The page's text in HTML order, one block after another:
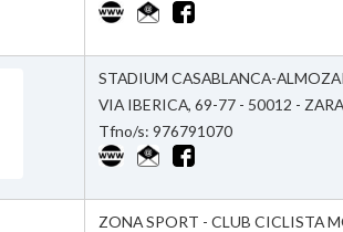
STADIUM CASABLANCA-
VIA IBERICA, 69-77 - 50012 -
Tfno/s: 976791070
ZONA SPORT - CLUB CICLISTA